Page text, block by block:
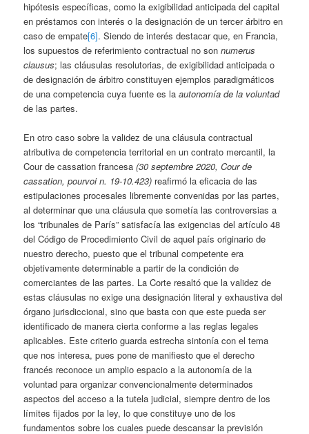
hipótesis específicas, como la exigibilidad anticipada del capital
en préstamos con interés o la designación de un tercer árbitro en
caso de empate[6]. Siendo de interés destacar que, en Francia,
los supuestos de referimiento contractual no sonnumerus
clausus; las cláusulas resolutorias, de exigibilidad anticipada o
de designación de árbitro constituyen ejemplos paradigmáticos
de una competencia cuya fuente es laautonomía de la voluntad
de las partes.
En otro caso sobre la validez de una cláusula contractual
atributiva de competencia territorial en un contrato mercantil, la
Cour de cassation francesa(30 septembre 2020, Cour de
cassation, pourvoi n. 19-10.423) reafirmó la eficacia de las
estipulaciones procesales libremente convenidas por las partes,
al determinar que una cláusula que sometía las controversias a
los “tribunales de París” satisfacía las exigencias del artículo 48
del Código de Procedimiento Civil de aquel país originario de
nuestro derecho, puesto que el tribunal competente era
objetivamente determinable a partir de la condición de
comerciantes de las partes. La Corte resaltó que la validez de
estas cláusulas no exige una designación literal y exhaustiva del
órgano jurisdiccional, sino que basta con que este pueda ser
identificado de manera cierta conforme a las reglas legales
aplicables. Este criterio guarda estrecha sintonía con el tema
que nos interesa, pues pone de manifiesto que el derecho
francés reconoce un amplio espacio a la autonomía de la
voluntad para organizar convencionalmente determinados
aspectos del acceso a la tutela judicial, siempre dentro de los
límites fijados por la ley, lo que constituye uno de los
fundamentos sobre los cuales puede descansar la previsión